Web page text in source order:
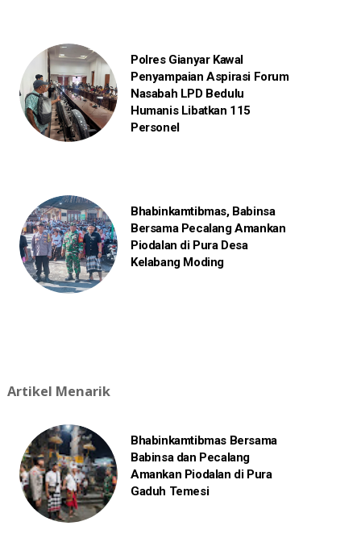
Polres Gianyar Kawal
Penyampaian Aspirasi Forum
Nasabah LPD Bedulu
Humanis Libatkan 115
Personel
Bhabinkamtibmas, Babinsa
Bersama Pecalang Amankan
Piodalan di Pura Desa
Kelabang Moding
Artikel Menarik
Bhabinkamtibmas Bersama
Babinsa dan Pecalang
Amankan Piodalan di Pura
Gaduh Temesi